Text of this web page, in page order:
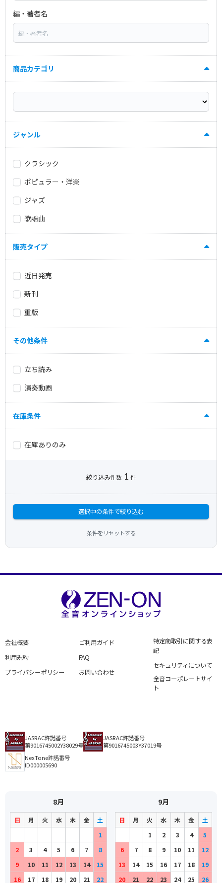
編・著者名
商品カテゴリ
ジャンル
クラシック
ポピュラー・洋楽
ジャズ
歌謡曲
販売タイプ
近日発売
新刊
重版
その他条件
立ち読み
演奏動画
在庫条件
在庫ありのみ
絞り込み件数 1 件
選択中の条件で絞り込む
条件をリセットする
会社概要
利用規約
プライバシーポリシー
ご利用ガイド
FAQ
お問い合わせ
特定商取引に関する表
記
セキュリティについて
全音コーポレートサイ
ト
JASRAC許諾番号
第9016745002Y38029号
JASRAC許諾番号
第9016745003Y37019号
NexTone許諾番号
ID000005690
8月
日 月 火 水 木 金
土
1
2
3 4 5 6 7
8
9
10 11 12 13 14
15
16
17 18 19 20 21 22
9月
日 月 火 水 木 金
土
1
2 3 4
5
6
7 8 9 10 11
12
13
14 15 16 17 18
19
20
21 22 23 24 25 26